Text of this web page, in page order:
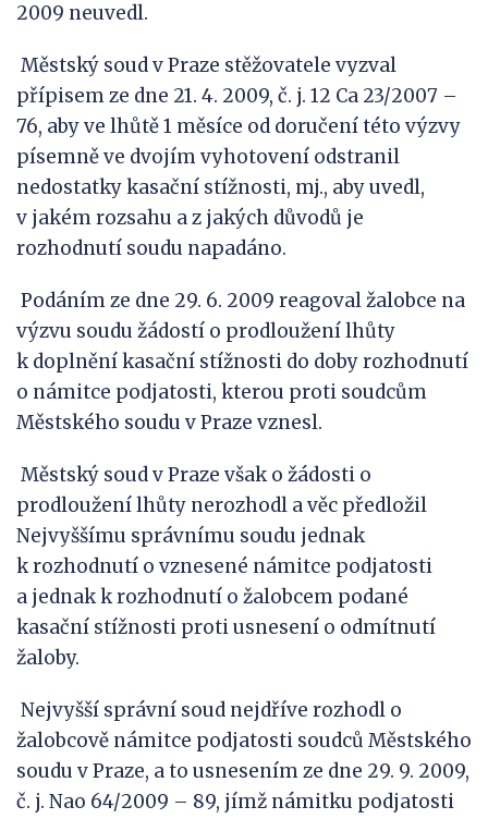
2009 neuvedl.
Městský soud v Praze stěžovatele vyzval
přípisem ze dne 21. 4. 2009, č. j. 12 Ca 23/2007 –
76, aby ve lhůtě 1 měsíce od doručení této výzvy
písemně ve dvojím vyhotovení odstranil
nedostatky kasační stížnosti, mj., aby uvedl,
v jakém rozsahu a z jakých důvodů je
rozhodnutí soudu napadáno.
Podáním ze dne 29. 6. 2009 reagoval žalobce na
výzvu soudu žádostí o prodloužení lhůty
k doplnění kasační stížnosti do doby rozhodnutí
o námitce podjatosti, kterou proti soudcům
Městského soudu v Praze vznesl.
Městský soud v Praze však o žádosti o
prodloužení lhůty nerozhodl a věc předložil
Nejvyššímu správnímu soudu jednak
k rozhodnutí o vznesené námitce podjatosti
a jednak k rozhodnutí o žalobcem podané
kasační stížnosti proti usnesení o odmítnutí
žaloby.
Nejvyšší správní soud nejdříve rozhodl o
žalobcově námitce podjatosti soudců Městského
soudu v Praze, a to usnesením ze dne 29. 9. 2009,
č. j. Nao 64/2009 – 89, jímž námitku podjatosti